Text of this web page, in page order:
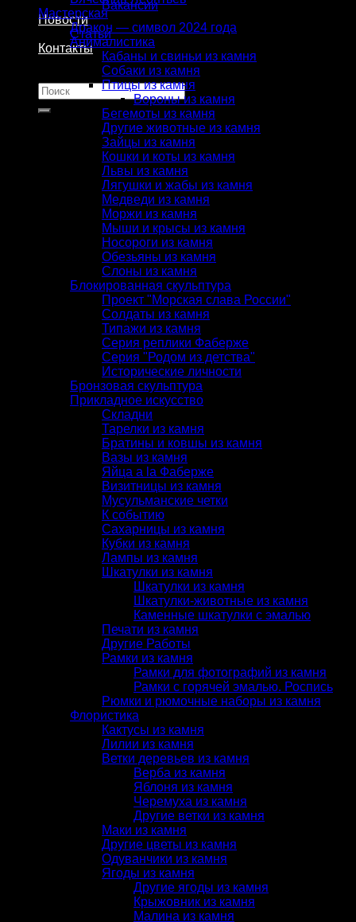
Вакансии
Новости
Статьи
Контакты
Искать:
Мастерская
Дракон — символ 2024 года
Анималистика
Кабаны и свиньи из камня
Собаки из камня
Птицы из камня
Вороны из камня
Бегемоты из камня
Другие животные из камня
Зайцы из камня
Кошки и коты из камня
Львы из камня
Лягушки и жабы из камня
Медведи из камня
Моржи из камня
Мыши и крысы из камня
Носороги из камня
Обезьяны из камня
Слоны из камня
Блокированная скульптура
Проект "Морская слава России"
Солдаты из камня
Типажи из камня
Серия реплики Фаберже
Серия "Родом из детства"
Исторические личности
Бронзовая скульптура
Прикладное искусство
Складни
Тарелки из камня
Братины и ковшы из камня
Вазы из камня
Яйца a la Фаберже
Визитницы из камня
Мусульманские четки
К событию
Сахарницы из камня
Кубки из камня
Лампы из камня
Шкатулки из камня
Шкатулки из камня
Шкатулки-животные из камня
Каменные шкатулки с эмалью
Печати из камня
Другие Работы
Рамки из камня
Рамки для фотографий из камня
Рамки с горячей эмалью. Роспись
Рюмки и рюмочные наборы из камня
Флористика
Кактусы из камня
Лилии из камня
Ветки деревьев из камня
Верба из камня
Яблоня из камня
Черемуха из камня
Другие ветки из камня
Маки из камня
Другие цветы из камня
Одуванчики из камня
Ягоды из камня
Другие ягоды из камня
Крыжовник из камня
Малина из камня